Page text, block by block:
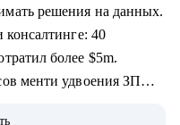
решения на данных.
консалтинге: 40
более $5m.
менти удвоения ЗП